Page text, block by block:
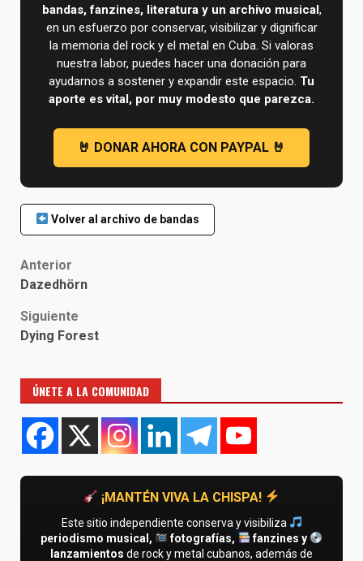
bandas, fanzines, literatura y un archivo musical,
en un esfuerzo por conservar, visibilizar y dignificar
la memoria del rock y el metal en Cuba. Si valoras
nuestra labor, puedes hacer una donación para
ayudarnos a sostener y expandir este espacio. Tu
aporte es vital, por muy modesto que parezca.
Volver al archivo de bandas
Post
navigation
Anterior
Dazedhörn
Siguiente
Dying Forest
ÚNETE A LA COMUNIDAD
¡MANTÉN VIVA LA CHISPA!
Este sitio independiente conserva y visibiliza
periodismo musical,
fotografías,
fanzines y
lanzamientos de rock y metal cubanos, además de